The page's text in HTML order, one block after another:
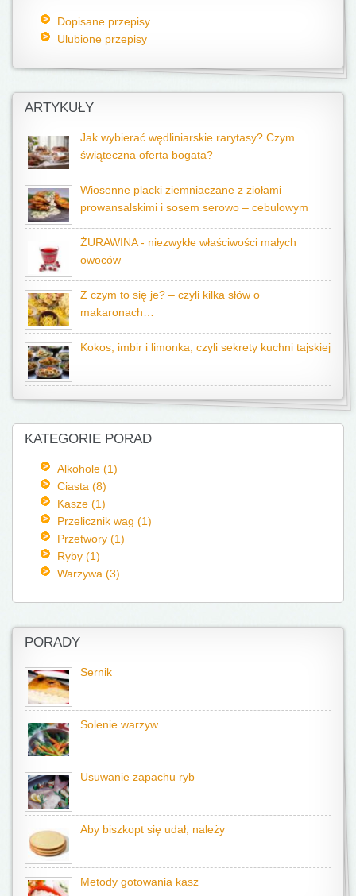
Dopisane przepisy
Ulubione przepisy
ARTYKUŁY
Jak wybierać wędliniarskie rarytasy? Czym
świąteczna oferta bogata?
Wiosenne placki ziemniaczane z ziołami
prowansalskimi i sosem serowo – cebulowym
ŻURAWINA - niezwykłe właściwości małych
owoców
Z czym to się je? – czyli kilka słów o
makaronach…
Kokos, imbir i limonka, czyli sekrety kuchni tajskiej
KATEGORIE PORAD
Alkohole (1)
Ciasta (8)
Kasze (1)
Przelicznik wag (1)
Przetwory (1)
Ryby (1)
Warzywa (3)
PORADY
Sernik
Solenie warzyw
Usuwanie zapachu ryb
Aby biszkopt się udał, należy
Metody gotowania kasz